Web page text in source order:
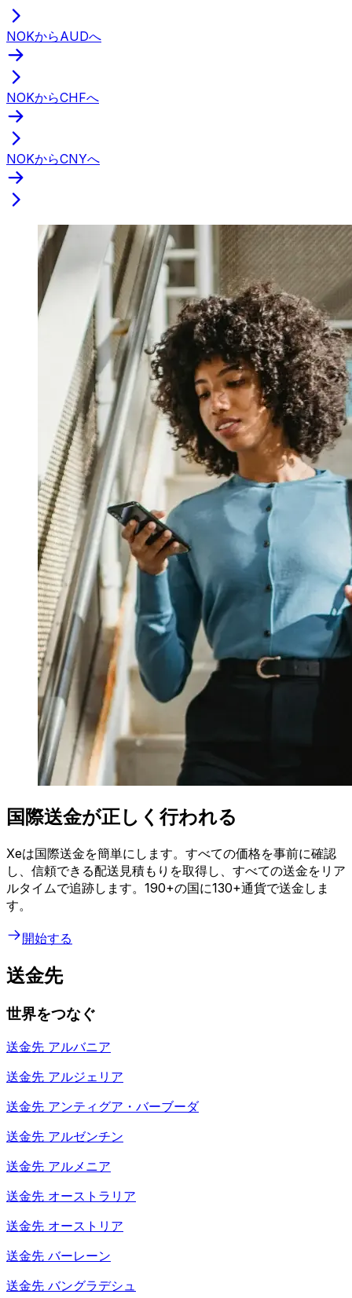
NOKからAUDへ
NOKからCHFへ
NOKからCNYへ
国際送金が正しく行われる
Xeは国際送金を簡単にします。すべての価格を事前に確認
し、信頼できる配送見積もりを取得し、すべての送金をリア
ルタイムで追跡します。190+の国に130+通貨で送金しま
す。
開始する
送金先
世界をつなぐ
送金先 アルバニア
送金先 アルジェリア
送金先 アンティグア・バーブーダ
送金先 アルゼンチン
送金先 アルメニア
送金先 オーストラリア
送金先 オーストリア
送金先 バーレーン
送金先 バングラデシュ